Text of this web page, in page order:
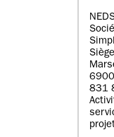
831